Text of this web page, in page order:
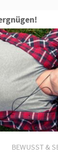
BEWUSST &